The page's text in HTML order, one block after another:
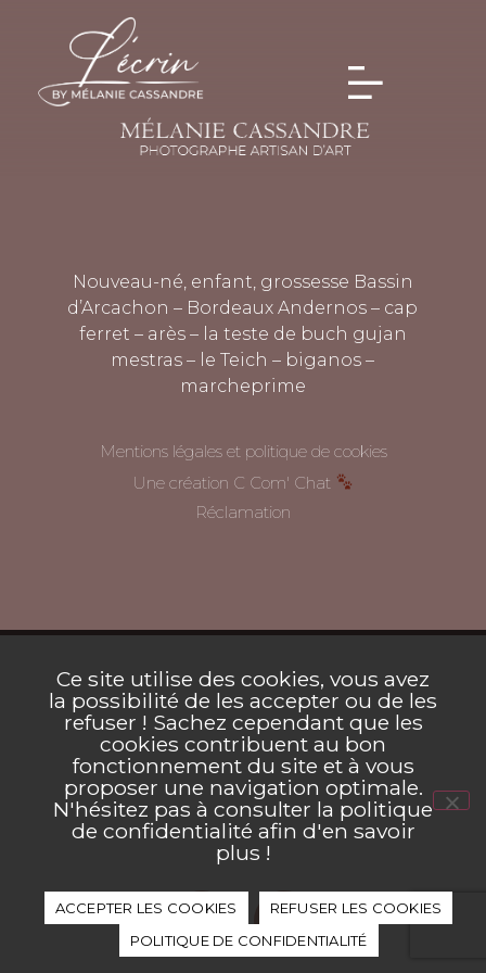
Nouveau-né, enfant, grossesse Bassin
d’Arcachon – Bordeaux Andernos – cap
ferret – arès – la teste de buch gujan
mestras – le Teich – biganos –
marcheprime
Mentions légales et politique de cookies
Une création C Com' Chat
Réclamation
Ce site utilise des cookies, vous avez
la possibilité de les accepter ou de les
refuser ! Sachez cependant que les
cookies contribuent au bon
fonctionnement du site et à vous
proposer une navigation optimale.
N'hésitez pas à consulter la politique
de confidentialité afin d'en savoir
plus !
ACCEPTER LES COOKIES
REFUSER LES COOKIES
POLITIQUE DE CONFIDENTIALITÉ